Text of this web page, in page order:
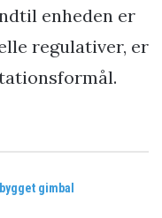
enheden er
regulativer, er
gimbal